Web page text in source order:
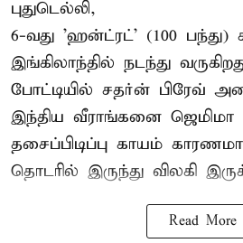
புதுடெல்லி,
6-வது 'ஹன்ட்ரட்' (100 பந்து)
இங்கிலாந்தில் நடந்து
போட்டியில் சதர்ன் பிரேவ்
இந்திய வீராங்கனை ஜெமிமா
தசைப்பிடிப்பு காயம்
தொடரில் இருந்து விலகி
Read More